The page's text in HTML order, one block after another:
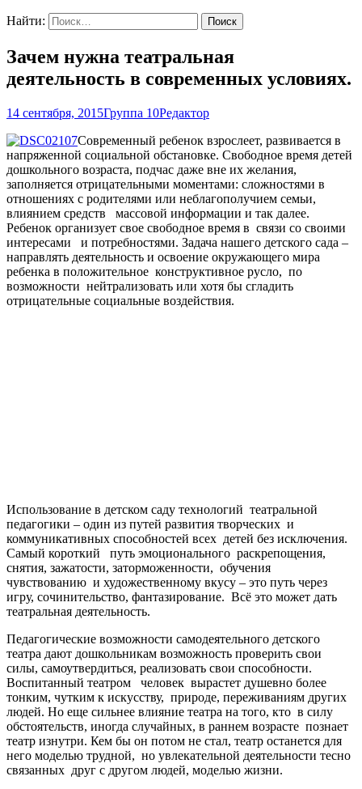
Найти:
Зачем нужна театральная
деятельность в современных условиях.
14 сентября, 2015Группа 10Редактор
Современный ребенок взрослеет, развивается в
напряженной социальной обстановке. Свободное время детей
дошкольного возраста, подчас даже вне их желания,
заполняется отрицательными моментами: сложностями в
отношениях с родителями или неблагополучием семьи,
влиянием средств массовой информации и так далее.
Ребенок организует свое свободное время в связи со своими
интересами и потребностями. Задача нашего детского сада –
направлять деятельность и освоение окружающего мира
ребенка в положительное конструктивное русло, по
возможности нейтрализовать или хотя бы сгладить
отрицательные социальные воздействия.
Использование в детском саду технологий театральной
педагогики – один из путей развития творческих и
коммуникативных способностей всех детей без исключения.
Самый короткий путь эмоционального раскрепощения,
снятия, зажатости, заторможенности, обучения
чувствованию и художественному вкусу – это путь через
игру, сочинительство, фантазирование. Всё это может дать
театральная деятельность.
Педагогические возможности самодеятельного детского
театра дают дошкольникам возможность проверить свои
силы, самоутвердиться, реализовать свои способности.
Воспитанный театром человек вырастет душевно более
тонким, чутким к искусству, природе, переживаниям других
людей. Но еще сильнее влияние театра на того, кто в силу
обстоятельств, иногда случайных, в раннем возрасте познает
театр изнутри. Кем бы он потом не стал, театр останется для
него моделью трудной, но увлекательной деятельности тесно
связанных друг с другом людей, моделью жизни.